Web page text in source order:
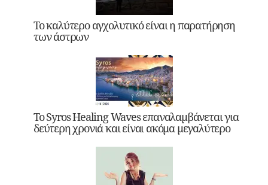
Το καλύτερο αγχολυτικό είναι η παρατήρηση
των άστρων
Το Syros Healing Waves επαναλαμβάνεται για
δεύτερη χρονιά και είναι ακόμα μεγαλύτερο